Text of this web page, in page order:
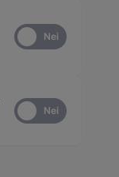
Nei
Nei